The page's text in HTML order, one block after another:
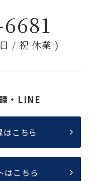
/ 祝 休業 )
・LINE
はこちら
はこちら